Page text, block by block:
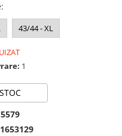
:
43/44 - XL
1